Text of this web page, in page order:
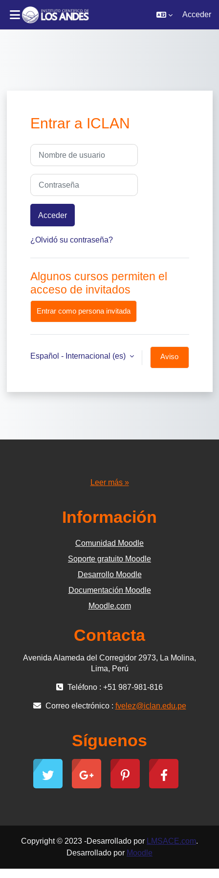
Acceder
Entrar a ICLAN
Nombre de usuario
Contraseña
Acceder
¿Olvidó su contraseña?
Algunos cursos permiten el
acceso de invitados
Entrar como persona invitada
Español - Internacional ‎(es)‎
Aviso
Leer más »
Información
Comunidad Moodle
Soporte gratuito Moodle
Desarrollo Moodle
Documentación Moodle
Moodle.com
Contacta
Avenida Alameda del Corregidor 2973, La Molina,
Lima, Perú
Teléfono : +51 987-981-816
Correo electrónico : fvelez@iclan.edu.pe
Síguenos
Copyright © 2023 -Desarrollado por LMSACE.com.
Desarrollado por Moodle